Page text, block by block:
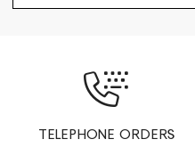
TELEPHONE ORDERS